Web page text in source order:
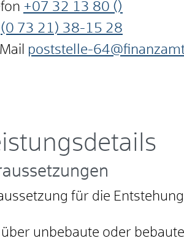
+07 32 13 80 ()
(0 73 21) 38-15 28
poststelle-
für die
über unbebaute oder